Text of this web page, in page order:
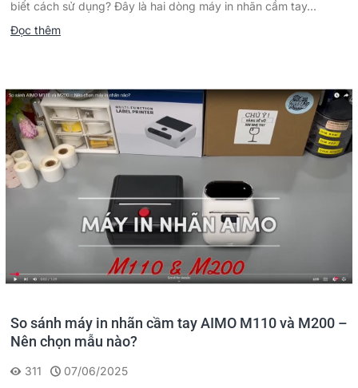
biết cách sử dụng? Đây là hai dòng máy in nhãn cầm tay...
Đọc thêm
So sánh máy in nhãn cầm tay AIMO M110 và M200 –
Nên chọn mẫu nào?
311
07/06/2025